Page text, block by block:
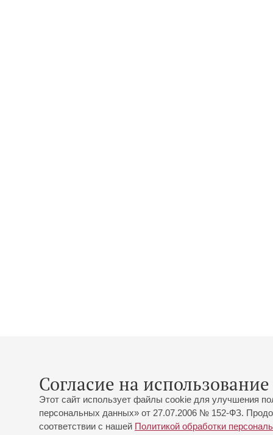
Согласие на
Этот сайт использует файлы cookie для улучшения
персональных данных» от 27.07.2006 № 152-ФЗ.
соответствии с нашей Политикой обработки